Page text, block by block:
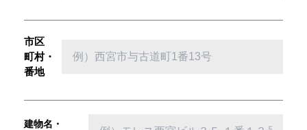
市区
町村・
番地
建物名・